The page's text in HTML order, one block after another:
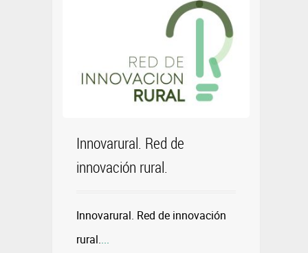
Innovarural. Red de
innovación rural.
Innovarural. Red de innovación
rural....